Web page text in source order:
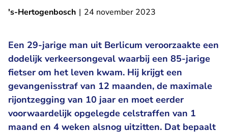
's-Hertogenbosch | 24 november 2023
Een 29-jarige man uit Berlicum veroorzaakte een
dodelijk verkeersongeval waarbij een 85-jarige
fietser om het leven kwam. Hij krijgt een
gevangenisstraf van 12 maanden, de maximale
rijontzegging van 10 jaar en moet eerder
voorwaardelijk opgelegde celstraffen van 1
maand en 4 weken alsnog uitzitten. Dat bepaalt